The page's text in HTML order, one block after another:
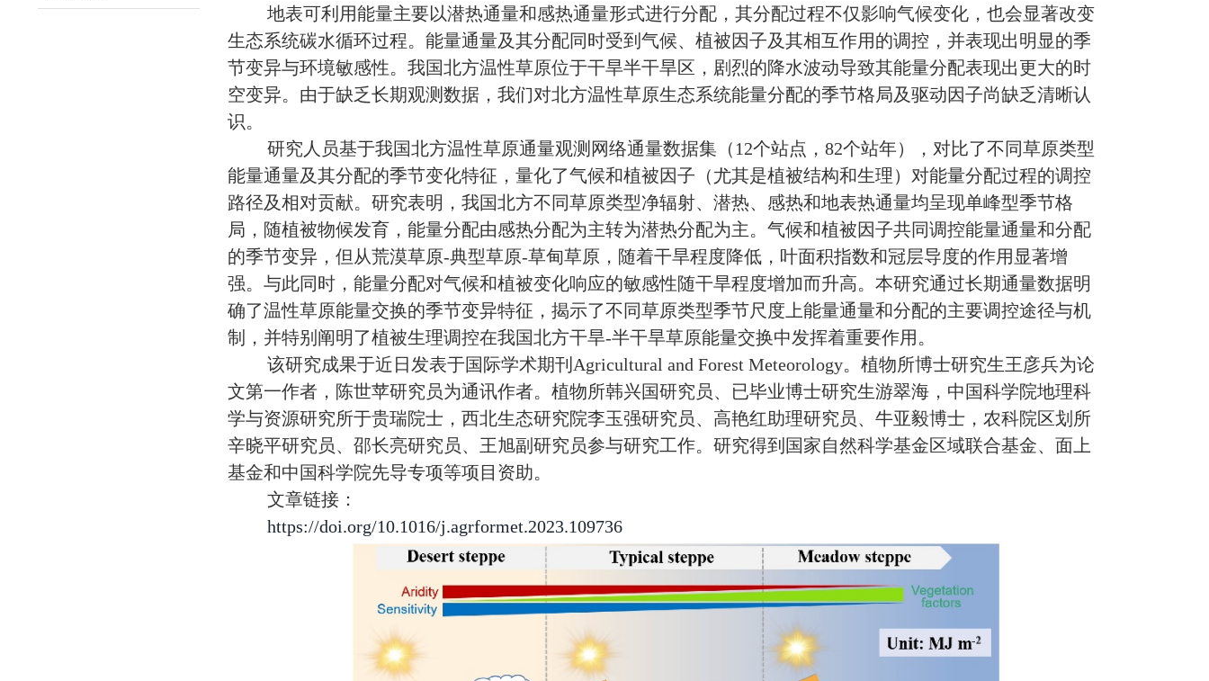
地表可利用能量主要以潜热通量和感热通量形式进行分配，其分配过程不仅影响气候变化，也会显著改变
生态系统碳水循环过程。能量通量及其分配同时受到气候、植被因子及其相互作用的调控，并表现出明显的季
节变异与环境敏感性。我国北方温性草原位于干旱半干旱区，剧烈的降水波动导致其能量分配表现出更大的时
空变异。由于缺乏长期观测数据，我们对北方温性草原生态系统能量分配的季节格局及驱动因子尚缺乏清晰认
识。
研究人员基于我国北方温性草原通量观测网络通量数据集（12个站点，82个站年），对比了不同草原类型
能量通量及其分配的季节变化特征，量化了气候和植被因子（尤其是植被结构和生理）对能量分配过程的调控
路径及相对贡献。研究表明，我国北方不同草原类型净辐射、潜热、感热和地表热通量均呈现单峰型季节格
局，随植被物候发育，能量分配由感热分配为主转为潜热分配为主。气候和植被因子共同调控能量通量和分配
的季节变异，但从荒漠草原-典型草原-草甸草原，随着干旱程度降低，叶面积指数和冠层导度的作用显著增
强。与此同时，能量分配对气候和植被变化响应的敏感性随干旱程度增加而升高。本研究通过长期通量数据明
确了温性草原能量交换的季节变异特征，揭示了不同草原类型季节尺度上能量通量和分配的主要调控途径与机
制，并特别阐明了植被生理调控在我国北方干旱-半干旱草原能量交换中发挥着重要作用。
该研究成果于近日发表于国际学术期刊 Agricultural and Forest Meteorology。植物所博士研究生王彦兵为论
文第一作者，陈世苹研究员为通讯作者。植物所韩兴国研究员、已毕业博士研究生游翠海，中国科学院地理科
学与资源研究所于贵瑞院士，西北生态研究院李玉强研究员、高艳红助理研究员、牛亚毅博士，农科院区划所
辛晓平研究员、邵长亮研究员、王旭副研究员参与研究工作。研究得到国家自然科学基金区域联合基金、面上
基金和中国科学院先导专项等项目资助。
文章链接：
https://doi.org/10.1016/j.agrformet.2023.109736